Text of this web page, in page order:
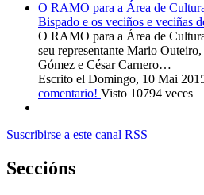
O RAMO para a Área de
Bispado e os veciños e veciñas
O RAMO para a Área de
seu representante Mario
Gómez e César Carnero…
Escrito el Domingo, 10 Mai
comentario! Visto 10794 veces
Suscribirse a este canal RSS
Seccións